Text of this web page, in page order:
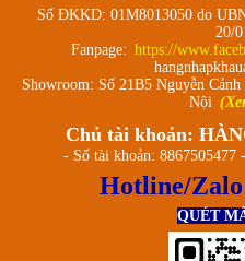
Số ĐKKD: 01M8013050 do
20/
Fanpage: https://
Showroom: Số 21B5 Nguyễn
Nội
Chủ tài khoản:
- Số tài khoản:
Hotline/
QUÉT